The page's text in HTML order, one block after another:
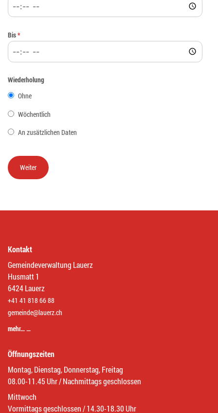
Bis*
Wiederholung
Ohne
Wöchentlich
An zusätzlichen Daten
Kontakt
Gemeindeverwaltung Lauerz
Husmatt 1
6424 Lauerz
+41 41 818 66 88
gemeinde@lauerz.ch
mehr… …
Öffnungszeiten
Montag, Dienstag, Donnerstag, Freitag
08.00-11.45 Uhr / Nachmittags geschlossen
Mittwoch
Vormittags geschlossen / 14.30-18.30 Uhr